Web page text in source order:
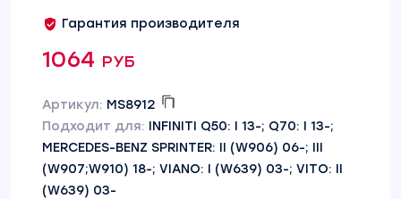
Гарантия производителя
1064 руб
Артикул: MS8912
Подходит для: INFINITI Q50: I 13-; Q70: I 13-;
MERCEDES-BENZ SPRINTER: II (W906) 06-; III
(W907;W910) 18-; VIANO: I (W639) 03-; VITO: II
(W639) 03-